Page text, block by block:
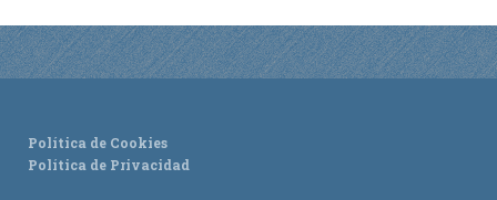
Política de Cookies
Política de Privacidad